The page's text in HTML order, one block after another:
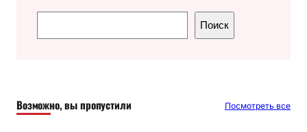
о
Поиск
Возможно, вы пропустили Посмотреть все